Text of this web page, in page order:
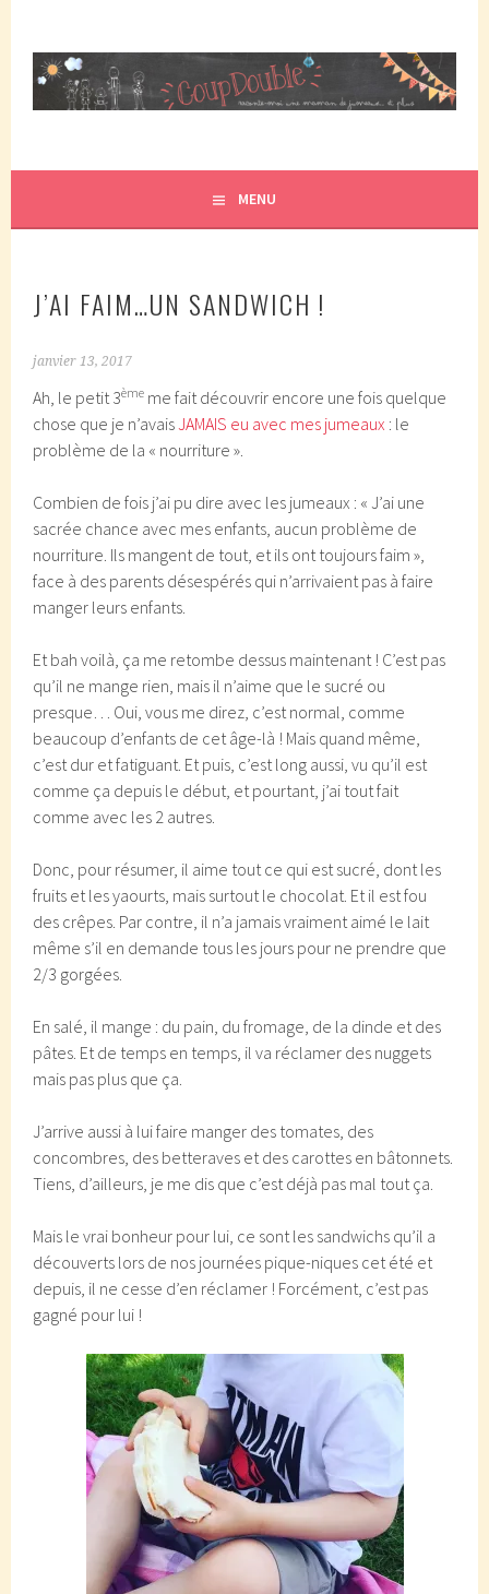
contenu
principal
COUP DOUBLE
JUMEAUX, ÇA NOUS TOMBE DESSUS ET CA NOUS
PROPULSE SUPER MAMAN! CA DONNE DEUX FOIS PLUS DE
MENU
J’AI FAIM…UN SANDWICH !
janvier 13, 2017
Ah, le petit 3ème me fait découvrir encore une fois quelque
chose que je n’avaisJAMAIS eu avec mes jumeaux : le
problème de la « nourriture ».
Combien de fois j’ai pu dire avec les jumeaux : « J’ai une
sacrée chance avec mes enfants, aucun problème de
nourriture. Ils mangent de tout, et ils ont toujours faim »,
face à des parents désespérés qui n’arrivaient pas à faire
manger leurs enfants.
Et bah voilà, ça me retombe dessus maintenant ! C’est pas
qu’il ne mange rien, mais il n’aime que le sucré ou
presque… Oui, vous me direz, c’est normal, comme
beaucoup d’enfants de cet âge-là ! Mais quand même,
c’est dur et fatiguant. Et puis, c’est long aussi, vu qu’il est
comme ça depuis le début, et pourtant, j’ai tout fait
comme avec les 2 autres.
Donc, pour résumer, il aime tout ce qui est sucré, dont les
fruits et les yaourts, mais surtout le chocolat. Et il est fou
des crêpes. Par contre, il n’a jamais vraiment aimé le lait
même s’il en demande tous les jours pour ne prendre que
2/3 gorgées.
En salé, il mange : du pain, du fromage, de la dinde et des
pâtes. Et de temps en temps, il va réclamer des nuggets
mais pas plus que ça.
J’arrive aussi à lui faire manger des tomates, des
concombres, des betteraves et des carottes en bâtonnets.
Tiens, d’ailleurs, je me dis que c’est déjà pas mal tout ça.
Mais le vrai bonheur pour lui, ce sont les sandwichs qu’il a
découverts lors de nos journées pique-niques cet été et
depuis, il ne cesse d’en réclamer ! Forcément, c’est pas
gagné pour lui !